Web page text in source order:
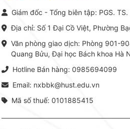
Giám đốc - Tổng biên tập: PGS.
Địa chỉ: Số 1 Đại Cồ Việt, Phường
Văn phòng giao dịch: Phòng 901-
Quang Bửu, Đại học Bách khoa Hà
Hotline Bán hàng: 0985694099
Email: nxbbk@hust.edu.vn
Mã số thuế: 0101885415